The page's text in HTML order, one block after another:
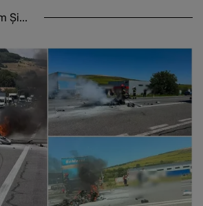
Și...